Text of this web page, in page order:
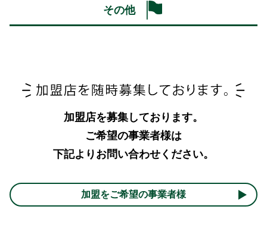
その他
加盟店を募集しております。
ご希望の事業者様は
下記よりお問い合わせください。
加盟をご希望の事業者様